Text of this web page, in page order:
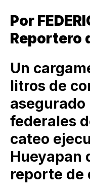
Por
Reportero
Un
litros de
asegurado
federales
cateo
Hueyapan
reporte de